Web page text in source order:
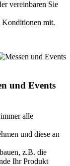
vereinbaren Sie
Konditionen mit.
und Events
alle
und diese an
z.B. die
Ihr Produkt